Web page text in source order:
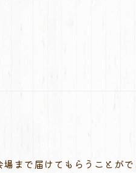
まで届けてもらうことがで